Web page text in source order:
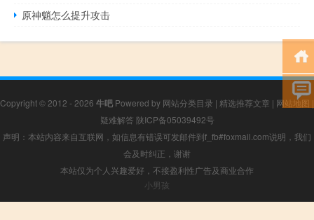
原神魈怎么提升攻击
Copyright © 2012 - 2026 牛吧 Powered by 网站分类目录 | 精选推荐文章 | 网站地图 |
疑难解答 陕ICP备05039492号
声明：本站内容来自互联网，如信息有错误可发邮件到f_fb#foxmail.com说明，我们
会及时纠正，谢谢
本站仅为个人兴趣爱好，不接盈利性广告及商业合作
小男孩